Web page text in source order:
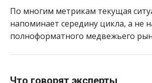
По многим метрикам текущая
напоминает середину цикла, а не
полноформатного медвежьего
Что говорят эксперты